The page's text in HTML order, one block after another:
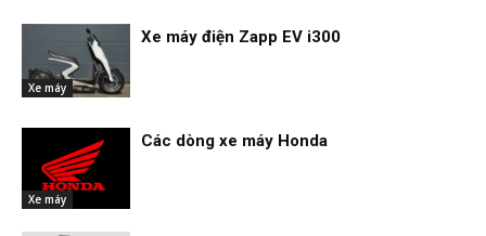
Xe máy
Xe máy điện Zapp EV i300
Xe máy
Các dòng xe máy Honda